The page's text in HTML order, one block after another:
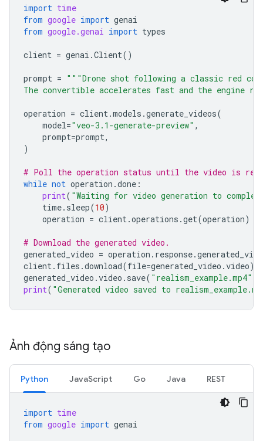
import time
from google import genai
from google.genai import types
client = genai .Client()
prompt = """Drone shot following a classic red
The convertible accelerates fast and the engine
operation = client.models .generate_videos(
model="veo-3.1-generate-preview" ,
prompt=prompt,
)
# Poll the operation status until the video is
while not operation .done :
print( "Waiting for video generation to
time. sleep(10)
operation = client.operations .get(operation)
# Download the generated video.
generated_video = operation . response.
client. files .download(file=generated_video .video)
generated_video .video . save( "realism_example.mp4"
print( "Generated video saved to
Ảnh động sáng tạo
Python JavaScript Go Java REST
import time
from google import genai